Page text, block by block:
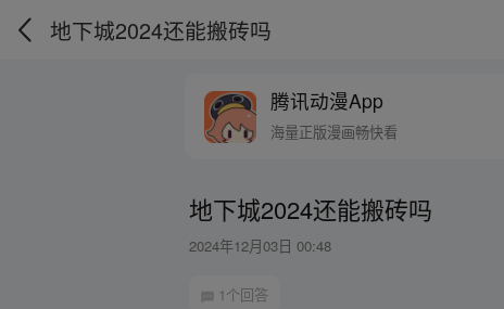
地下城2024还能搬砖吗
腾讯动漫App
海量正版漫画畅快看
地下城2024还能搬砖吗
2024年12月03日 00:48
1个回答